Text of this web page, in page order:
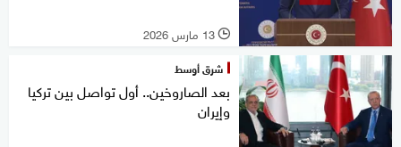
l 13 مارس 2026
شرق أوسط
بعد الصاروخين.. أول تواصل بين تركيا
وإيران